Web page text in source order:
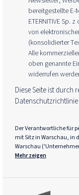
bereitgestellte E-
ETERNITIVE Sp.
von
(konsolidierter
Alle
oben genannte
widerrufen
Diese Seite ist durch
Datenschutzrichtlinie
Der Verantwortliche für
mit Sitz in Warschau, in
Warschau
Mehr zeigen